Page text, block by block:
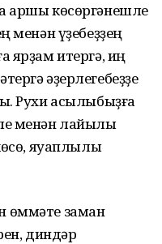
көсөргәнешле
менән үҙебеҙҙең
ярҙам итергә, иң
әҙерлегебеҙҙе
Рухи асылыбыҙға
менән лайыҡлы
яуаплылыҡ
өммәте заман
диндәр